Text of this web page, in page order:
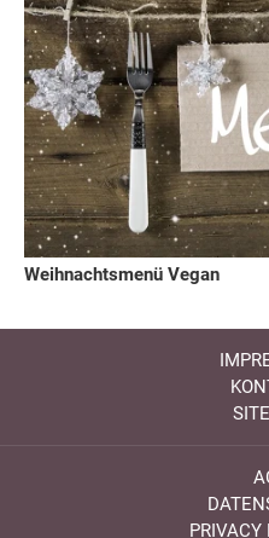
Weihnachtsmenü Vegan
PRIVACY